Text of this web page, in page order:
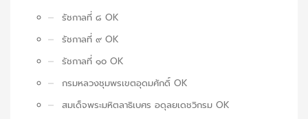
รัชกาลที่ ๘ OK
รัชกาลที่ ๙ OK
รัชกาลที่ ๑๐ OK
กรมหลวงชุมพรเขตอุดมศักดิ์ OK
สมเด็จพระมหิตลาธิเบศร อดุลยเดชวิกรม OK